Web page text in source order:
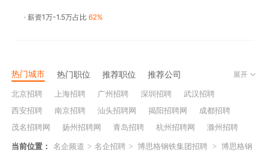
· 薪资1万-1.5万占比 62%
热门城市 热门职位 推荐职位 推荐公司
北京招聘 上海招聘 广州招聘 深圳招聘
武汉招聘
西安招聘
南京招聘 汕头招聘网 揭阳招聘网
成都招聘
茂名招聘网
扬州招聘网 青岛招聘 杭州招聘网
滁州招聘
台州招聘网
杭州银行招聘 襄阳招聘
安庆招聘网
展开
当前位置： 名企频道 > 名企招聘 > 博思格钢铁集团招聘 > 博思格钢